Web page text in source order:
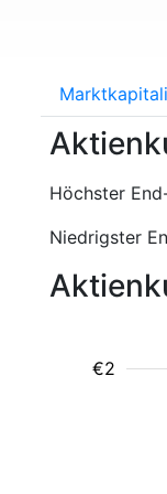
Höchster
Niedrigster
€2